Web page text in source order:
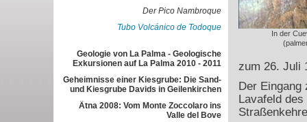
Der Pico Nambroque
Tubo Volcánico de Todoque
Geologie von La Palma - Geologische
Exkursionen auf La Palma 2010 - 2011
Geheimnisse einer Kiesgrube: Die Sand-
und Kiesgrube Davids in Geilenkirchen
Ätna 2008: Vom Monte Zoccolaro ins
Valle del Bove
In der
zum 26. Juli
Der Eingang
Lavafeld